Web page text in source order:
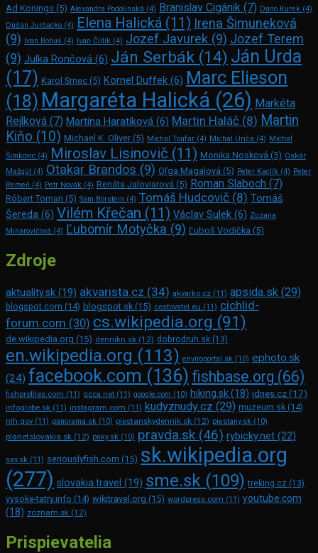
Ad Konings (5) Alexandra Podolinská (4) Branislav Cigánik (7) Dano Kurek (4)
Dušan Jurčacko (4) Elena Halická (11) Irena Šimuneková
(9) Ivan Bohuš (4) Ivan Čillík (4) Jozef Javurek (9) Jozef Terem
(9) Julka Rončová (6) Ján Serbák (14) Ján Urda
(17) Karol Srnec (5) Kornel Duffek (6) Marc Elie­son
(18) Margaréta Halická (26) Markéta
Rejlková (7) Martina Haratíková (6) Martin Haláč (8) Martin
Kiňo (10) Michael K. Oliver (5) Michal Toufar (4) Michal Uriča (4) Michal
Šimkovic (4) Miroslav Lisinovič (11) Monika Nosková (5) Oskár
Mažgút (4) Otakar Brandos (9) Oľga Magalová (5) Peter Kaclík (4) Peter
Remeň (4) Petr Novák (4) Renáta Jaloviarová (5) Roman Slaboch (7)
Róbert Toman (5) Sam Bors­tein (4) Tomáš Hudcovič (8) Tomáš
Šereda (6) Vilém Křečan (11) Václav Sulek (6) Zuzana
Minarovičová (4) Ľubomír Motyčka (9) Ľuboš Vodička (5)
Zdroje
aktuality.sk (19) akvarista.cz (34) akvarko.cz (11) apsida.sk (29)
blogspot.com (14) blogspot.sk (15) cestovatel.eu (11) cichlid-
forum.com (30) cs.wikipedia.org (91)
de.wikipedia.org (15) dennikn.sk (12) dobrodruh.sk (13)
en.wikipedia.org (113) enviroportal.sk (10) ephoto.sk
(24) facebook.com (136) fishbase.org (66)
fishprofiles.com (11) gcca.net (11) google.com (10) hiking.sk(18) idnes.cz(17)
infoglobe.sk (11) instagram.com (11) kudyznudy.cz (29) muzeum.sk (14)
nih.gov (11) panorama.sk (10) piestanskydennik.sk (12) piestany.sk (10)
planetslovakia.sk (12) pnky.sk (10) pravda.sk (46) rybicky.net (22)
sav.sk (11) seriouslyfish.com (15) sk.wikipedia.org
(277) slovakia.travel (19) sme.sk (109) treking.cz (13)
vysoke-tatry.info (14) wikitravel.org (15) wordpress.com (11) youtube.com
(18) zoznam.sk (12)
Prispievatelia